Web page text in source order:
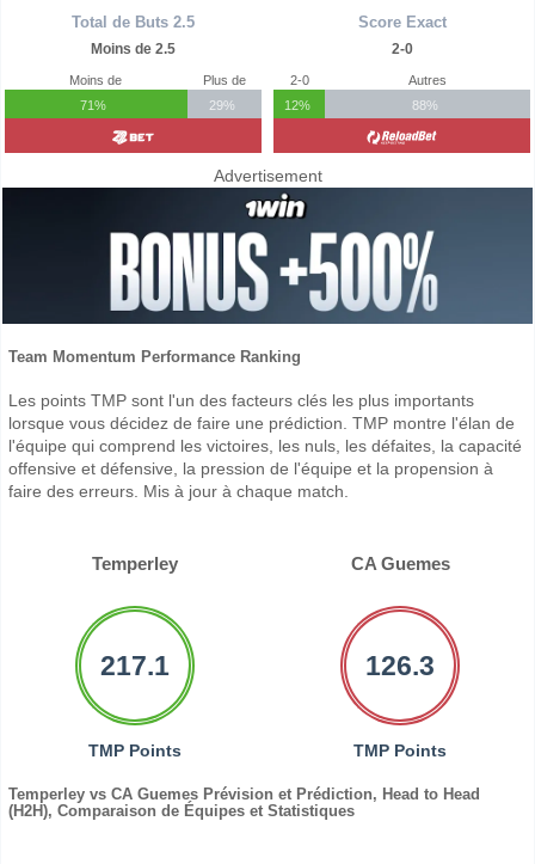
Total de Buts 2.5
Moins de 2.5
Moins de
71%
Plus de
29%
Score Exact
2-0
2-0
12%
Autres
88%
Advertisement
Team Momentum Performance Ranking
Les points TMP sont l'un des facteurs clés les plus importants
lorsque vous décidez de faire une prédiction. TMP montre l'élan de
l'équipe qui comprend les victoires, les nuls, les défaites, la capacité
offensive et défensive, la pression de l'équipe et la propension à
faire des erreurs. Mis à jour à chaque match.
Temperley CA Guemes
217.1
TMP Points
126.3
TMP Points
Temperley vs CA Guemes Prévision et Prédiction, Head to Head
(H2H), Comparaison de Équipes et Statistiques